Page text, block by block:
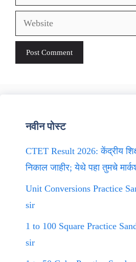
Website
नवीन पोस्ट
CTET Result 2026: केंद्रीय
निकाल जाहीर; येथे पहा तुमचे
Unit Conversions Practice
sir
1 to 100 Square Practice
sir